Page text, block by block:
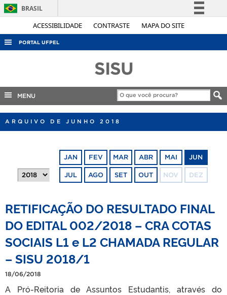
ACESSIBILIDADE CONTRASTE MAPA DO SITE
BRASIL
Simplifique!
Acesso à informação
Legislação
Canais
PORTAL UFPEL
COBALTO
SISU
MENU
ARQUIVO DE JUNHO 2018
JAN FEV MAR ABR MAI JUN
JUL AGO SET OUT NOV DEZ
RETIFICAÇÃO DO RESULTADO FINAL
DO EDITAL 002/2018 – CRA COTAS
SOCIAIS L1 e L2 CHAMADA REGULAR
– SISU 2018/1
18/06/2018
A Pró-Reitoria de Assuntos Estudantis, através do